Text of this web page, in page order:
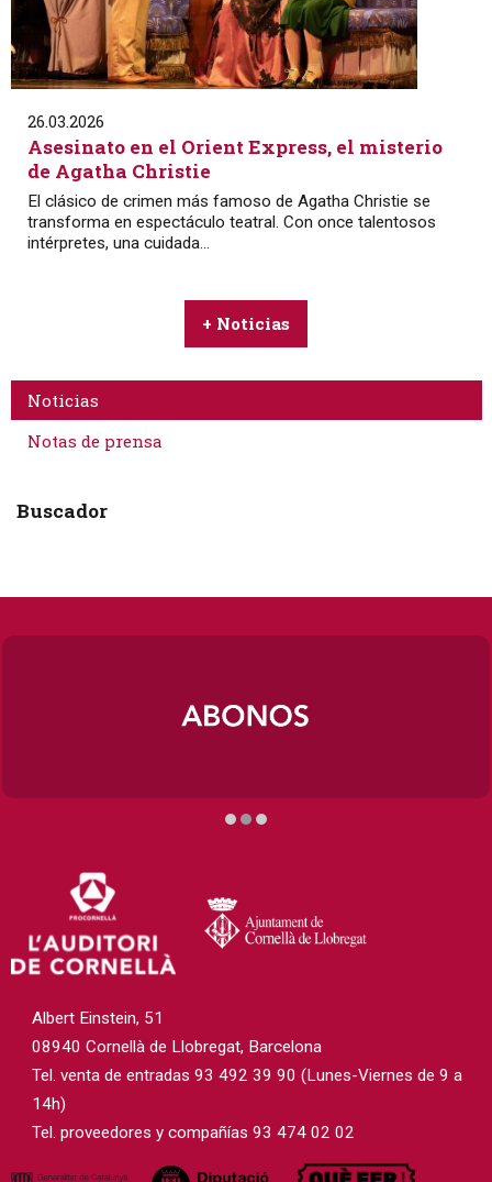
26.03.2026
Asesinato en el Orient Express, el misterio
de Agatha Christie
El clásico de crimen más famoso de Agatha Christie se
transforma en espectáculo teatral. Con once talentosos
intérpretes, una cuidada...
+ Noticias
Noticias
Notas de prensa
Buscador
Albert Einstein, 51
08940 Cornellà de Llobregat, Barcelona
Tel. venta de entradas 93 492 39 90 (Lunes-Viernes de 9 a
14h)
Tel. proveedores y compañías 93 474 02 02